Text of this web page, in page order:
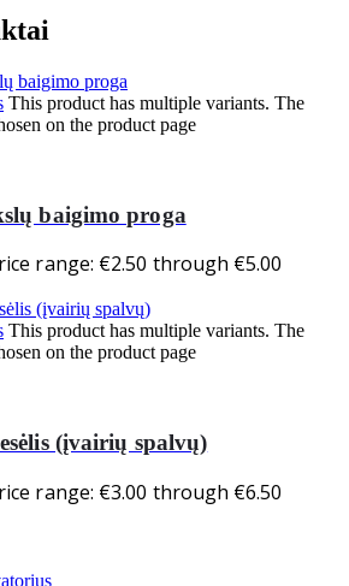
This product has multiple variants. The
on the product page
baigimo proga
range: €2.50 through €5.00
This product has multiple variants. The
on the product page
(įvairių spalvų)
range: €3.00 through €6.50